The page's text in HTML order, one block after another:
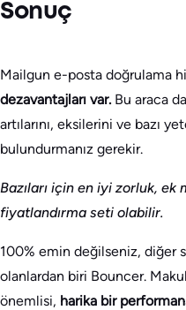
Sonuç
Mailgun e-posta doğrulama
dezavantajları var. Bu araca
artılarını, eksilerini ve bazı
bulundurmanız gerekir.
Bazıları için en iyi zorluk,
fiyatlandırma seti olabilir.
100% emin değilseniz, diğer
olanlardan biri Bouncer.
önemlisi, harika bir